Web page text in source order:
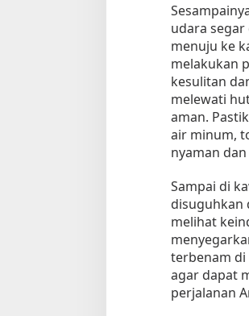
udara
menuju ke
melakukan
kesulitan
melewati
aman.
air minum,
nyaman
Sampai di
disuguhkan
melihat
terbenam di
agar dapat
perjalanan